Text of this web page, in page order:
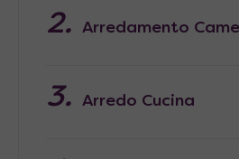
Arredamento
Arredo Cucina